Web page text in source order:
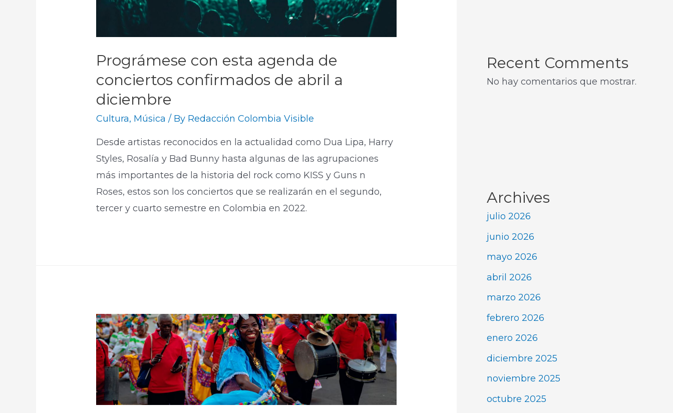
Prográmese con esta agenda de
conciertos confirmados de abril a
diciembre
Cultura, Música / By Redacción Colombia Visible
Desde artistas reconocidos en la actualidad como Dua Lipa, Harry
Styles, Rosalía y Bad Bunny hasta algunas de las agrupaciones
más importantes de la historia del rock como KISS y Guns n
Roses, estos son los conciertos que se realizarán en el segundo,
tercer y cuarto semestre en Colombia en 2022.
Recent Comments
No hay comentarios que mostrar.
Archives
julio 2026
junio 2026
mayo 2026
abril 2026
marzo 2026
febrero 2026
enero 2026
diciembre 2025
noviembre 2025
octubre 2025